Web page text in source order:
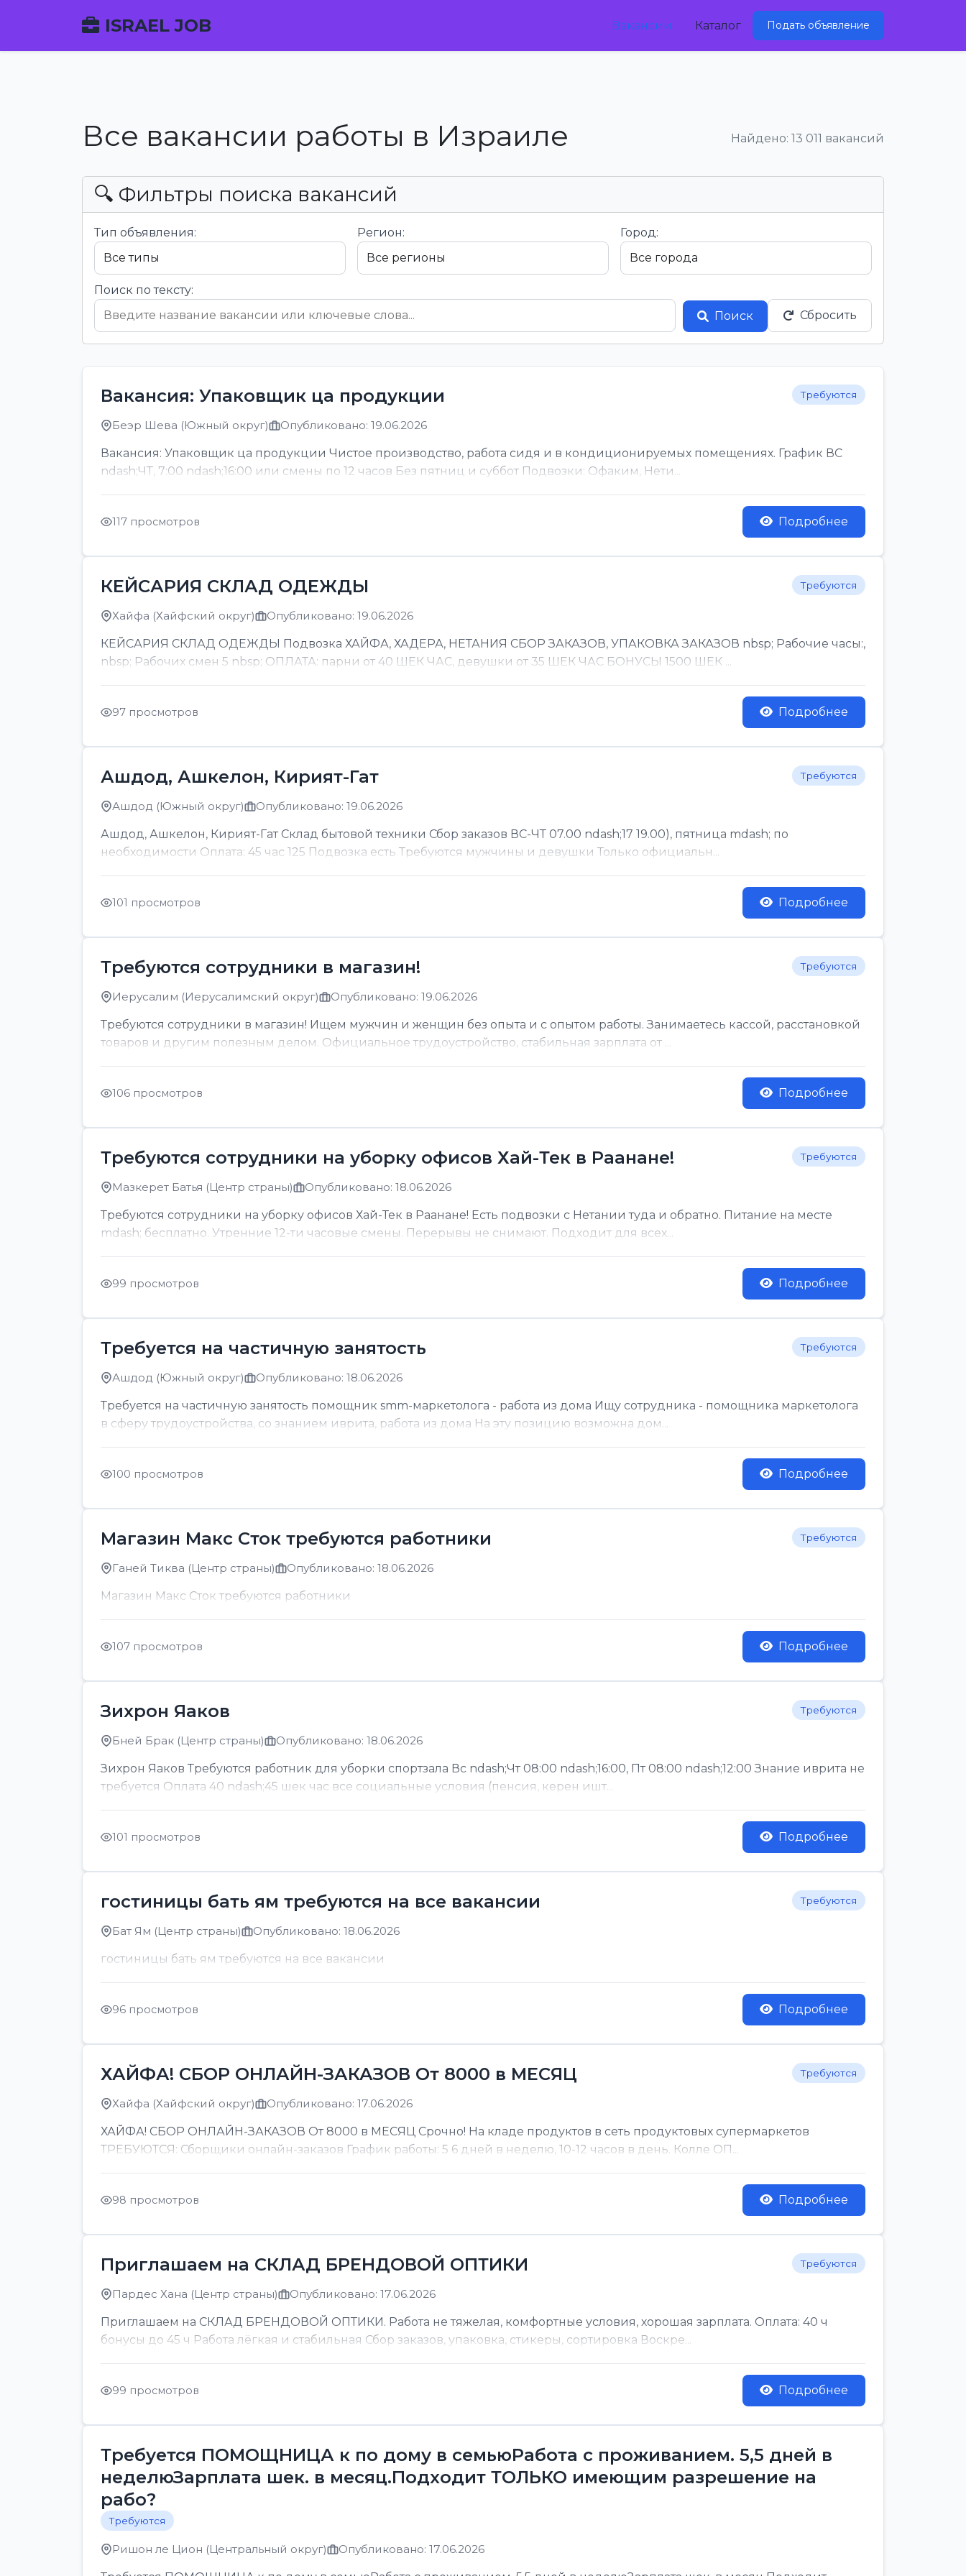
ISRAEL JOB Вакансии Каталог Подать объявление
Все вакансии работы в Израиле Найдено: 13 011 вакансий
🔍 Фильтры поиска вакансий
Тип объявления: Регион: Город:
Поиск по тексту:
Поиск
Сбросить
Вакансия: Упаковщик ца продукции Требуются
Беэр Шева (Южный округ) Опубликовано: 19.06.2026
Вакансия: Упаковщик ца продукции Чистое производство, работа сидя и в кондиционируемых помещениях. График ВС
ndash;ЧТ, 7:00 ndash;16:00 или смены по 12 часов Без пятниц и суббот Подвозки: Офаким, Нети...
117 просмотров Подробнее
КЕЙСАРИЯ СКЛАД ОДЕЖДЫ Требуются
Хайфа (Хайфский округ) Опубликовано: 19.06.2026
КЕЙСАРИЯ СКЛАД ОДЕЖДЫ Подвозка ХАЙФА, ХАДЕРА, НЕТАНИЯ СБОР ЗАКАЗОВ, УПАКОВКА ЗАКАЗОВ nbsp; Рабочие часы:,
nbsp; Рабочих смен 5 nbsp; ОПЛАТА: парни от 40 ШЕК ЧАС, девушки от 35 ШЕК ЧАС БОНУСЫ 1500 ШЕК ...
97 просмотров Подробнее
Ашдод, Ашкелон, Кирият-Гат Требуются
Ашдод (Южный округ) Опубликовано: 19.06.2026
Ашдод, Ашкелон, Кирият-Гат Склад бытовой техники Сбор заказов ВС-ЧТ 07.00 ndash;17 19.00), пятница mdash; по
необходимости Оплата: 45 час 125 Подвозка есть Требуются мужчины и девушки Только официальн...
101 просмотров Подробнее
Требуются сотрудники в магазин! Требуются
Иерусалим (Иерусалимский округ) Опубликовано: 19.06.2026
Требуются сотрудники в магазин! Ищем мужчин и женщин без опыта и с опытом работы. Занимаетесь кассой, расстановкой
товаров и другим полезным делом. Официальное трудоустройство, стабильная зарплата от ...
106 просмотров Подробнее
Требуются сотрудники на уборку офисов Хай-Тек в Раанане! Требуются
Мазкерет Батья (Центр страны) Опубликовано: 18.06.2026
Требуются сотрудники на уборку офисов Хай-Тек в Раанане! Есть подвозки с Нетании туда и обратно. Питание на месте
mdash; бесплатно. Утренние 12-ти часовые смены. Перерывы не снимают. Подходит для всех...
99 просмотров Подробнее
Требуется на частичную занятость Требуются
Ашдод (Южный округ) Опубликовано: 18.06.2026
Требуется на частичную занятость помощник smm-маркетолога - работа из дома Ищу сотрудника - помощника маркетолога
в сферу трудоустройства, со знанием иврита, работа из дома На эту позицию возможна дом...
100 просмотров Подробнее
Магазин Макс Сток требуются работники Требуются
Ганей Тиква (Центр страны) Опубликовано: 18.06.2026
Магазин Макс Сток требуются работники
107 просмотров Подробнее
Зихрон Яаков Требуются
Бней Брак (Центр страны) Опубликовано: 18.06.2026
Зихрон Яаков Требуются работник для уборки спортзала Вс ndash;Чт 08:00 ndash;16:00, Пт 08:00 ndash;12:00 Знание иврита не
требуется Оплата 40 ndash;45 шек час все социальные условия (пенсия, керен ишт...
101 просмотров Подробнее
гостиницы бать ям требуются на все вакансии Требуются
Бат Ям (Центр страны) Опубликовано: 18.06.2026
гостиницы бать ям требуются на все вакансии
96 просмотров Подробнее
ХАЙФА! СБОР ОНЛАЙН-ЗАКАЗОВ От 8000 в МЕСЯЦ Требуются
Хайфа (Хайфский округ) Опубликовано: 17.06.2026
ХАЙФА! СБОР ОНЛАЙН-ЗАКАЗОВ От 8000 в МЕСЯЦ Срочно! На кладе продуктов в сеть продуктовых супермаркетов
ТРЕБУЮТСЯ: Сборщики онлайн-заказов График работы: 5 6 дней в неделю, 10-12 часов в день. Колле ОП...
98 просмотров Подробнее
Приглашаем на СКЛАД БРЕНДОВОЙ ОПТИКИ Требуются
Пардес Хана (Центр страны) Опубликовано: 17.06.2026
Приглашаем на СКЛАД БРЕНДОВОЙ ОПТИКИ. Работа не тяжелая, комфортные условия, хорошая зарплата. Оплата: 40 ч
бонусы до 45 ч Работа лёгкая и стабильная Сбор заказов, упаковка, стикеры, сортировка Воскре...
99 просмотров Подробнее
Требуется ПОМОЩНИЦА к по дому в семьюРабота с проживанием. 5,5 дней в
неделюЗарплата шек. в месяц.Подходит ТОЛЬКО имеющим разрешение на
рабо?
Требуются
Ришон ле Цион (Центральный округ) Опубликовано: 17.06.2026